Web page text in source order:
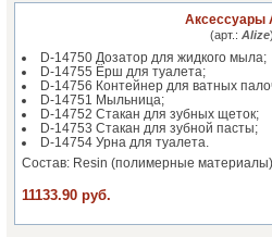
Аксессуары
(арт.:Alize)
D-14750 Дозатор для жидкого
D-14755 Ёрш для
D-14756 Контейнер для ватных
D-14751 Мыльница;
D-14752 Стакан для зубных
D-14753 Стакан для зубной
D-14754 Урна для
Состав: Resin (полимерные материалы)
11133.90 руб.